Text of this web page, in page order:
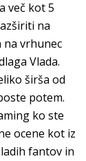
več kot 5
na
na vrhunec
Vlada.
širša od
potem.
ko ste
ocene kot iz
fantov in